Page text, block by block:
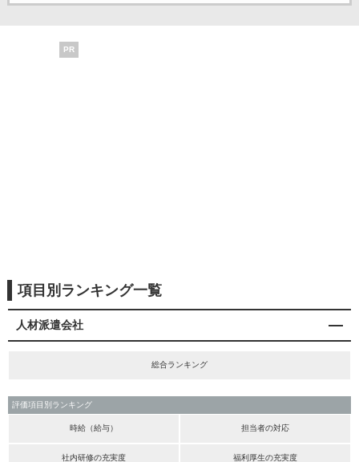
PR
項目別ランキング一覧
人材派遣会社
総合ランキング
評価項目別ランキング
時給（給与） 担当者の対応
社内研修の充実度 福利厚生の充実度